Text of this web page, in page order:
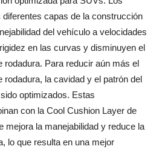
capas de la construcción
del vehículo a velocidades
en las curvas y disminuyen el
rodadura. Para reducir aún más el
rodadura, la cavidad y el patrón del
optimizados. Estas
con la Cool Cushion Layer de
mejora la manejabilidad y reduce la
lo que resulta en una mejor